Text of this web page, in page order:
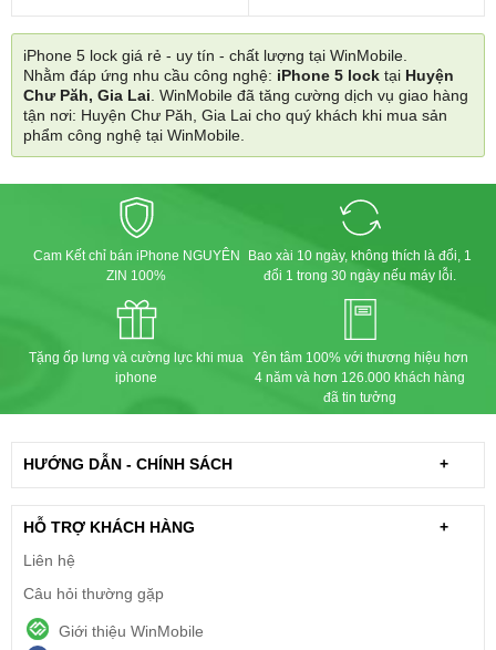
iPhone 5 lock giá rẻ - uy tín - chất lượng tại WinMobile.
Nhằm đáp ứng nhu cầu công nghệ: iPhone 5 lock tại Huyện
Chư Păh, Gia Lai. WinMobile đã tăng cường dịch vụ giao hàng
tận nơi: Huyện Chư Păh, Gia Lai cho quý khách khi mua sản
phẩm công nghệ tại WinMobile.
Cam Kết chỉ bán iPhone NGUYÊN
ZIN 100%
Bao xài 10 ngày, không thích là đổi, 1
đổi 1 trong 30 ngày nếu máy lỗi.
Tặng ốp lưng và cường lực khi mua
iphone
Yên tâm 100% với thương hiệu hơn
4 năm và hơn 126.000 khách hàng
đã tin tưởng
HƯỚNG DẪN - CHÍNH SÁCH +
HỖ TRỢ KHÁCH HÀNG
+
Liên hệ
Câu hỏi thường gặp
Giới thiệu WinMobile